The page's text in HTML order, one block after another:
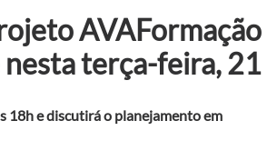
AVAFormação
terça-feira, 21
18h e discutirá o planejamento em